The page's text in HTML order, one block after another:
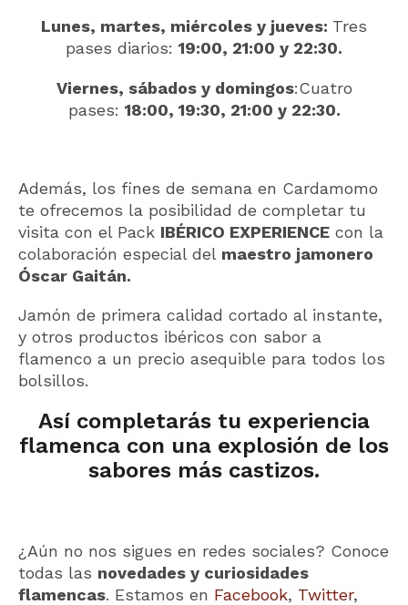
Lunes, martes, miércoles y jueves: Tres
pases diarios: 19:00, 21:00 y 22:30.
Viernes, sábados y domingos:Cuatro
pases: 18:00, 19:30, 21:00 y 22:30.
Además, los fines de semana en Cardamomo
te ofrecemos la posibilidad de completar tu
visita con el Pack IBÉRICO EXPERIENCE con la
colaboración especial del maestro jamonero
Óscar Gaitán.
Jamón de primera calidad cortado al instante,
y otros productos ibéricos con sabor a
flamenco a un precio asequible para todos los
bolsillos.
Así completarás tu experiencia
flamenca con una explosión de los
sabores más castizos.
¿Aún no nos sigues en redes sociales? Conoce
todas las novedades y curiosidades
flamencas. Estamos en Facebook, Twitter,